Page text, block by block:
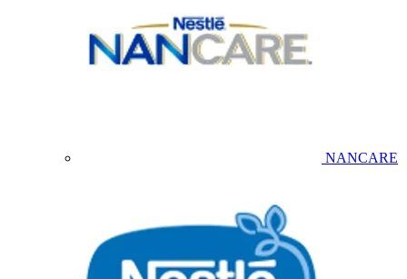
NANCARE